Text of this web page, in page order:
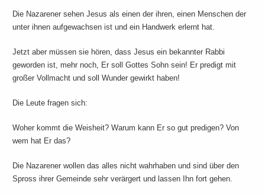
Die Nazarener sehen Jesus als einen der ihren, einen Menschen der
unter ihnen aufgewachsen ist und ein Handwerk erlernt hat.
Jetzt aber müssen sie hören, dass Jesus ein bekannter Rabbi
geworden ist, mehr noch, Er soll Gottes Sohn sein! Er predigt mit
großer Vollmacht und soll Wunder gewirkt haben!
Die Leute fragen sich:
Woher kommt die Weisheit? Warum kann Er so gut predigen? Von
wem hat Er das?
Die Nazarener wollen das alles nicht wahrhaben und sind über den
Spross ihrer Gemeinde sehr verärgert und lassen Ihn fort gehen.